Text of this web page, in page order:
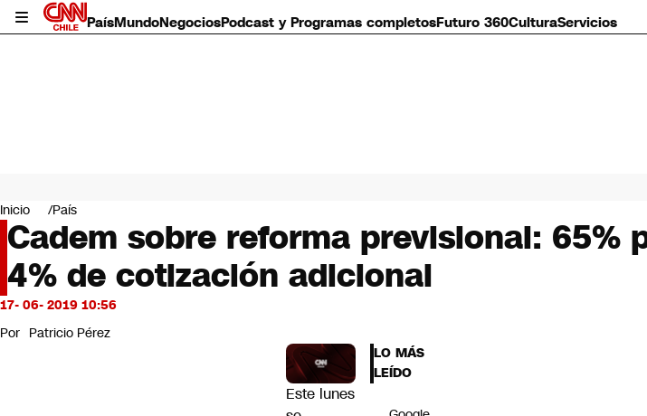
PaísMundoNegociosPodcast y Programas completosFuturo 360CulturaServicios
Mundo
Negocios
Deportes
Programas completos
Cultura
Servicios
Bits
CNN Data
Inicio País
Cadem sobre reforma previsional:
4% de cotización adicional
17- 06- 2019 10:56
Por Patricio Pérez
Este lunes
LO MÁS
LEÍDO